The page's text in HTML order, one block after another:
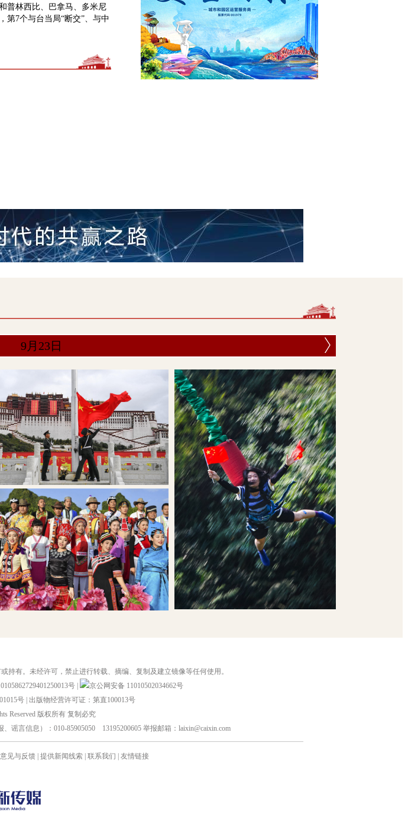
普林西比、巴拿马、多米尼
第7个与台当局“断交”、与中
9月23日
持有。未经许可，禁止进行转载、摘编、复制及建立镜像等任何使用。
号
京公网安备 11010502034662号
号 出版物经营许可证：第直100013号
Reserved 版权所有 复制必究
谣言信息）：010-85905050 13195200605 举报邮箱：laixin@caixin.com
意见与反馈 提供新闻线索 联系我们 友情链接